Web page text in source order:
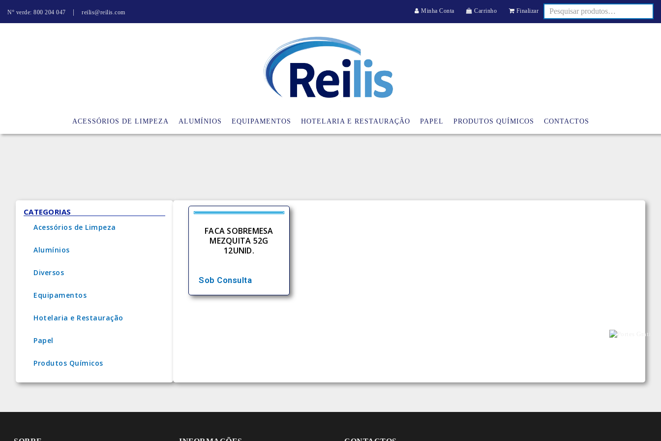
Nº verde: 800 204 047 reilis@reilis.com Minha Conta Carrinho Finalizar
ACESSÓRIOS DE LIMPEZA ALUMÍNIOS EQUIPAMENTOS HOTELARIA E RESTAURAÇÃO PAPEL PRODUTOS QUÍMICOS CONTACTOS
CATEGORIAS
Acessórios de Limpeza
Alumínios
Diversos
Equipamentos
Hotelaria e Restauração
Papel
Produtos Químicos
FACA SOBREMESA
MEZQUITA 52G
12UNID.
Sob Consulta